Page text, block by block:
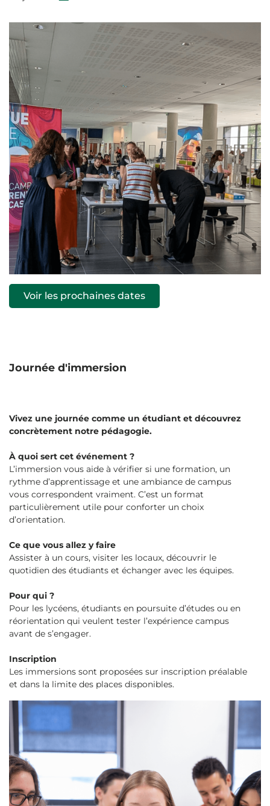
Voir les prochaines dates
Journée d'immersion
Vivez une journée comme un étudiant et découvrez
concrètement notre pédagogie.
À quoi sert cet événement ?
L’immersion vous aide à vérifier si une formation, un
rythme d’apprentissage et une ambiance de campus
vous correspondent vraiment. C’est un format
particulièrement utile pour conforter un choix
d’orientation.
Ce que vous allez y faire
Assister à un cours, visiter les locaux, découvrir le
quotidien des étudiants et échanger avec les équipes.
Pour qui ?
Pour les lycéens, étudiants en poursuite d’études ou en
réorientation qui veulent tester l’expérience campus
avant de s’engager.
Inscription
Les immersions sont proposées sur inscription préalable
et dans la limite des places disponibles.